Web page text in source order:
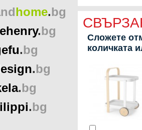
Сложете
количката
home.bg
.bg
.bg
.bg
.bg
.bg